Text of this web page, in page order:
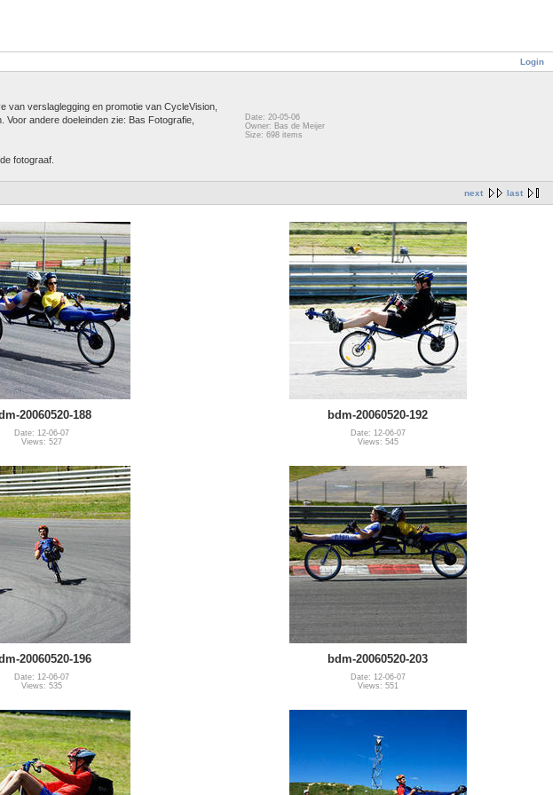
Login
van verslaglegging en promotie van CycleVision,
andere doeleinden zie: Bas Fotografie,
fotograaf.
Date: 20-05-06
Owner: Bas de Meijer
Size: 698 items
next last
20060520-188
Date: 12-06-07
Views: 527
bdm-20060520-192
Date: 12-06-07
Views: 545
20060520-196
Date: 12-06-07
Views: 535
bdm-20060520-203
Date: 12-06-07
Views: 551